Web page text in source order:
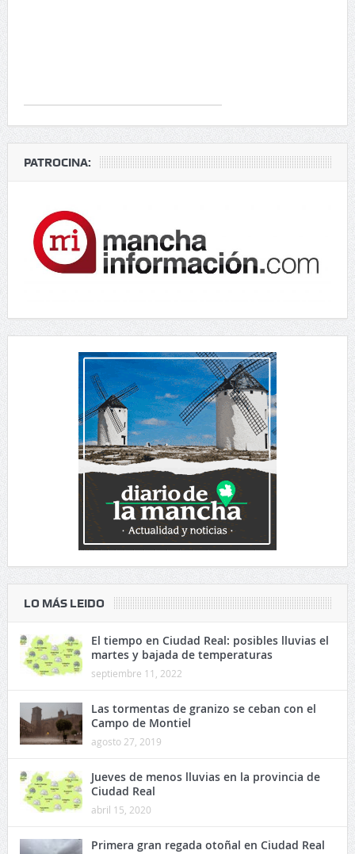
PATROCINA:
LO MÁS LEIDO
El tiempo en Ciudad Real: posibles lluvias el
martes y bajada de temperaturas
septiembre 11, 2022
Las tormentas de granizo se ceban con el
Campo de Montiel
agosto 27, 2019
Jueves de menos lluvias en la provincia de
Ciudad Real
abril 15, 2020
Primera gran regada otoñal en Ciudad Real